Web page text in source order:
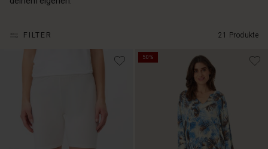
FILTER 21 Produkte
50%